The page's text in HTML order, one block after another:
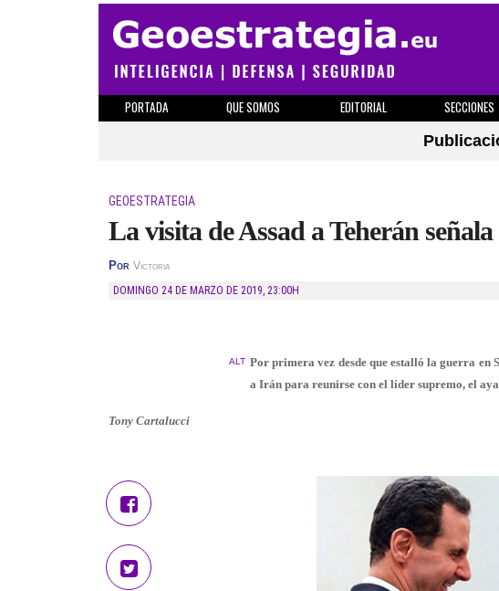
PORTADA QUE SOMOS EDITORIAL SECCIONES
GEOESTRATEGIA
La visita de Assad a Teherán
Por Victoria
DOMINGO 24 DE MARZO DE 2019, 23:00H
ALT Por primera vez desde que estalló la guerra en
a Irán para reunirse con el líder supremo, el
Tony Cartalucci